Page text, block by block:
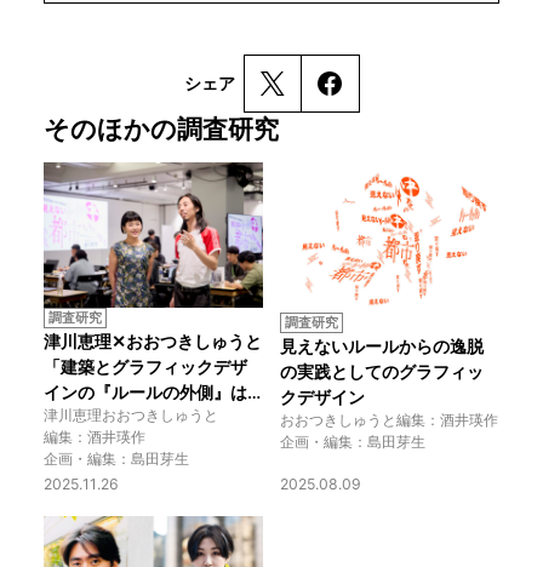
シェア
そのほかの調査研究
調査研究
津川恵理✕おおつきしゅうと
「建築とグラフィックデザ
インの『ルールの外側』は
どこにある？」
津川恵理おおつきしゅうと
編集：酒井瑛作
企画・編集：島田芽生
2025.11.26
調査研究
見えないルールからの逸脱
の実践としてのグラフィッ
クデザイン
おおつきしゅうと 編集：酒井瑛作
企画・編集：島田芽生
2025.08.09